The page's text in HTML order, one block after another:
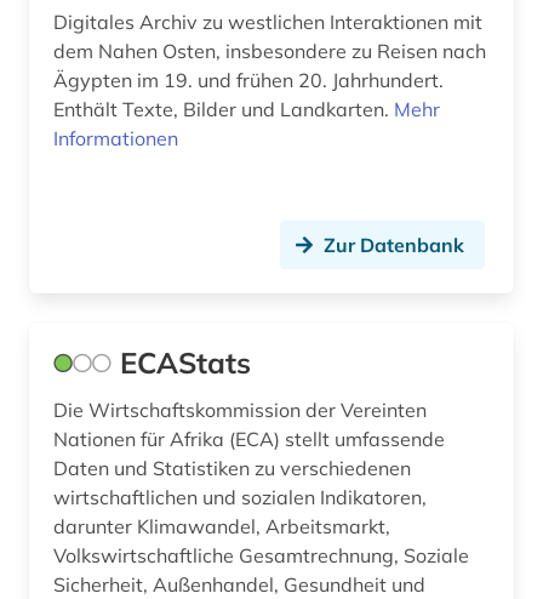
rechtsprechung (1)
rechtswissenschaften (1)
risikofaktor (1)
sammlung (2)
schiffe (1)
schifffahrt (1)
Digitales Archiv zu westlichen Interaktionen mit
dem Nahen Osten, insbesondere zu Reisen nach
Ägypten im 19. und frühen 20. Jahrhundert.
Enthält Texte, Bilder und Landkarten. Mehr
Informationen
Zur Datenbank
ECAStats
Die Wirtschaftskommission der Vereinten
Nationen für Afrika (ECA) stellt umfassende
Daten und Statistiken zu verschiedenen
wirtschaftlichen und sozialen Indikatoren,
darunter Klimawandel, Arbeitsmarkt,
Volkswirtschaftliche Gesamtrechnung, Soziale
Sicherheit, Außenhandel, Gesundheit und